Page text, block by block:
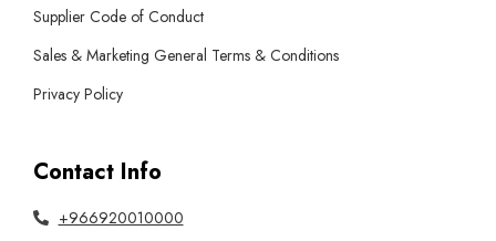
Supplier Code of Conduct
Sales & Marketing General Terms & Conditions
Privacy Policy
Contact Info
+966920010000